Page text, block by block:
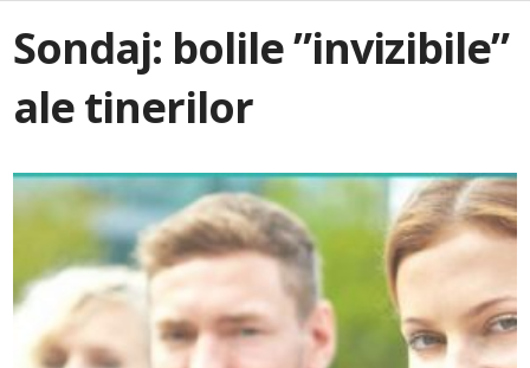
Sondaj: bolile ”invizibile”
ale tinerilor